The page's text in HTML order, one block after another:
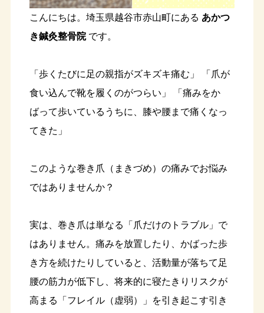
こんにちは。埼玉県越谷市赤山町にある あかつ
き鍼灸整骨院です。
「歩くたびに足の親指がズキズキ痛む」 「爪が
食い込んで靴を履くのがつらい」 「痛みをか
ばって歩いているうちに、膝や腰まで痛くなっ
てきた」
このような巻き爪（まきづめ）の痛みでお悩み
ではありませんか？
実は、巻き爪は単なる「爪だけのトラブル」で
はありません。痛みを放置したり、かばった歩
き方を続けたりしていると、活動量が落ちて足
腰の筋力が低下し、将来的に寝たきりリスクが
高まる「フレイル（虚弱）」を引き起こす引き